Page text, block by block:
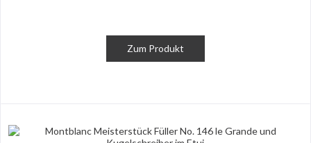
Zum Produkt